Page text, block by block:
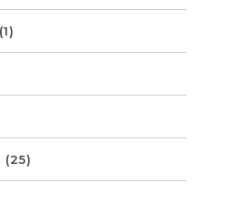
(1)
(25)